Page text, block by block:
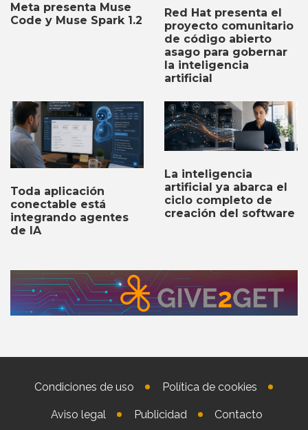
Meta presenta Muse
Code y Muse Spark 1.2
Red Hat presenta el
proyecto comunitario
de código abierto
asago para gobernar
la inteligencia
artificial
Toda aplicación
conectable está
integrando agentes
de IA
La inteligencia
artificial ya abarca el
ciclo completo de
creación del software
Condiciones de uso Política de cookies
Aviso legal Publicidad Contacto